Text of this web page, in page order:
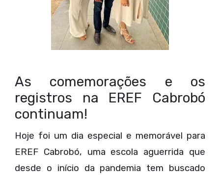
As comemorações e os
registros na EREF Cabrobó
continuam!
Hoje foi um dia especial e memorável para
EREF Cabrobó, uma escola aguerrida que
desde o início da pandemia tem buscado